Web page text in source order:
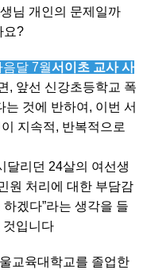
님 개인의 문제일까
요?
음달 7월서이초 교사 사
, 앞선 신강초등학교 폭
것에 반하여, 이번 서
지속적, 반복적으로
달리던 24살의 여선생
원 처리에 대한 부담감
겠다”라는 생각을 들
것입니다​
교육대학교를 졸업한